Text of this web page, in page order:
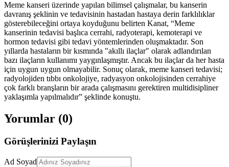
Meme kanseri üzerinde yapılan bilimsel çalışmalar, bu kanserin
davranış şeklinin ve tedavisinin hastadan hastaya derin farklılıklar
gösterebileceğini ortaya koyduğunu belirten Kanat, “Meme
kanserinin tedavisi başlıca cerrahi, radyoterapi, kemoterapi ve
hormon tedavisi gibi tedavi yöntemlerinden oluşmaktadır. Son
yıllarda hastaların bir kısmında "akıllı ilaçlar" olarak adlandırılan
bazı ilaçların kullanımı yaygınlaşmıştır. Ancak bu ilaçlar da her hasta
için uygun uygun olmayabilir. Sonuç olarak, meme kanseri tedavisi;
radyolojiden tıbbı onkolojiye, radyasyon onkolojisinden cerrahiye
çok farklı branşların bir arada çalışmasını gerektiren multidisipliner
yaklaşımla yapılmalıdır” şeklinde konuştu.
Yorumlar (0)
Görüşlerinizi Paylaşın
Ad Soyad